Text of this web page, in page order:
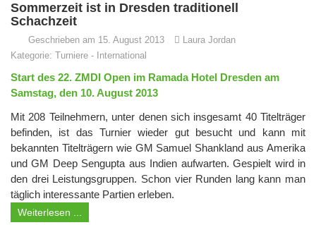
Sommerzeit ist in Dresden traditionell
Schachzeit
Geschrieben am 15. August 2013
Laura Jordan
Kategorie: Turniere - International
Start des 22. ZMDI Open im Ramada Hotel Dresden am
Samstag, den 10. August 2013
Mit 208 Teilnehmern, unter denen sich insgesamt 40 Titelträger
befinden, ist das Turnier wieder gut besucht und kann mit
bekannten Titelträgern wie GM Samuel Shankland aus Amerika
und GM Deep Sengupta aus Indien aufwarten. Gespielt wird in
den drei Leistungsgruppen. Schon vier Runden lang kann man
täglich interessante Partien erleben.
Weiterlesen ...